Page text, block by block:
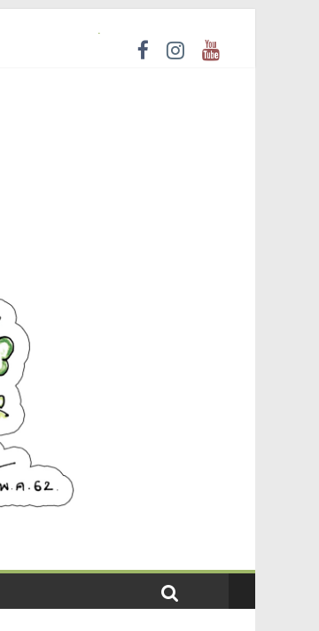
อิเล็กทรอนิกส์ เพื่อรับฟังความคิดเห็น